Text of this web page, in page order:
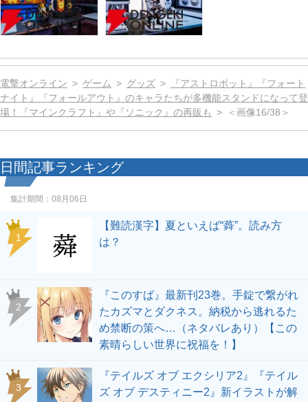
電撃オンライン ゲーム グッズ
『アストロボット』『フォート
ナイト』『フォールアウト』のキャラたちが多機能スタンドになって登
場！『マインクラフト』や『ソニック』の再販も
＜画像16/38＞
日間記事ランキング
集計期間： 08月06日
1
【難読漢字】夏といえば“蕣”。読み方
は？
2
『このすば』最新刊23巻。手錠で繋がれ
たカズマとダクネス。納税から逃れるた
め禁断の策へ…（ネタバレあり）【この
素晴らしい世界に祝福を！】
3
『テイルズ オブ エクシリア2』『テイル
ズ オブ デスティニー2』新イラストが解